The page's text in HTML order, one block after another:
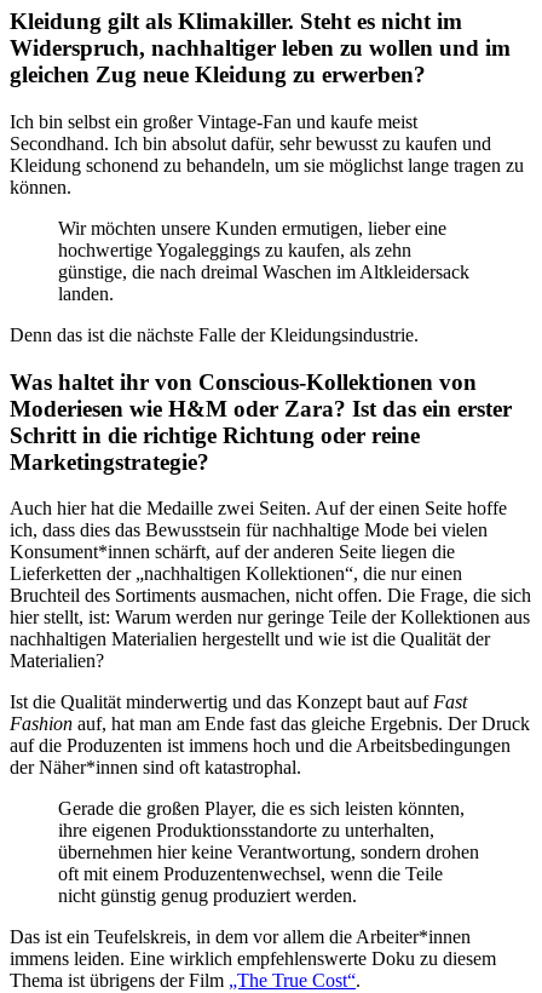
Kleidung gilt als Klimakiller. Steht es nicht im
Widerspruch, nachhaltiger leben zu wollen und im
gleichen Zug neue Kleidung zu erwerben?
Ich bin selbst ein großer Vintage-Fan und kaufe meist
Secondhand. Ich bin absolut dafür, sehr bewusst zu kaufen und
Kleidung schonend zu behandeln, um sie möglichst lange tragen zu
können.
Wir möchten unsere Kunden ermutigen, lieber eine
hochwertige Yogaleggings zu kaufen, als zehn
günstige, die nach dreimal Waschen im Altkleidersack
landen.
Denn das ist die nächste Falle der Kleidungsindustrie.
Was haltet ihr von Conscious-Kollektionen von
Moderiesen wie H&M oder Zara? Ist das ein erster
Schritt in die richtige Richtung oder reine
Marketingstrategie?
Auch hier hat die Medaille zwei Seiten. Auf der einen Seite hoffe
ich, dass dies das Bewusstsein für nachhaltige Mode bei vielen
Konsument*innen schärft, auf der anderen Seite liegen die
Lieferketten der „nachhaltigen Kollektionen“, die nur einen
Bruchteil des Sortiments ausmachen, nicht offen. Die Frage, die sich
hier stellt, ist: Warum werden nur geringe Teile der Kollektionen aus
nachhaltigen Materialien hergestellt und wie ist die Qualität der
Materialien?
Ist die Qualität minderwertig und das Konzept baut aufFast
Fashion auf, hat man am Ende fast das gleiche Ergebnis. Der Druck
auf die Produzenten ist immens hoch und die Arbeitsbedingungen
der Näher*innen sind oft katastrophal.
Gerade die großen Player, die es sich leisten könnten,
ihre eigenen Produktionsstandorte zu unterhalten,
übernehmen hier keine Verantwortung, sondern drohen
oft mit einem Produzentenwechsel, wenn die Teile
nicht günstig genug produziert werden.
Das ist ein Teufelskreis, in dem vor allem die Arbeiter*innen
immens leiden. Eine wirklich empfehlenswerte Doku zu diesem
Thema ist übrigens der Film „The True Cost“.